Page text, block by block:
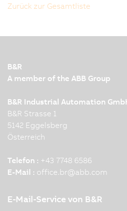
Zurück zur Gesamtliste
B&R
A member of the ABB Group
B&R Industrial Automation
B&R Strasse 1
5142 Eggelsberg
Österreich
Telefon : +43 7748 6586
E-Mail : office.br@abb.com
E-Mail-Service von B&R